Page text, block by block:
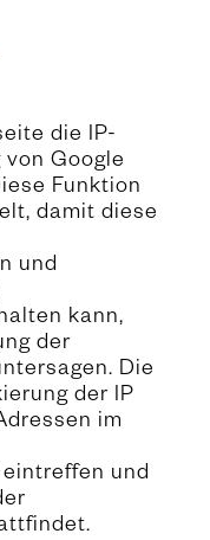
die IP-
Google
Funktion
damit diese
und
kann,
der
Die
der IP
im
und